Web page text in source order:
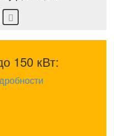
150 кВт: